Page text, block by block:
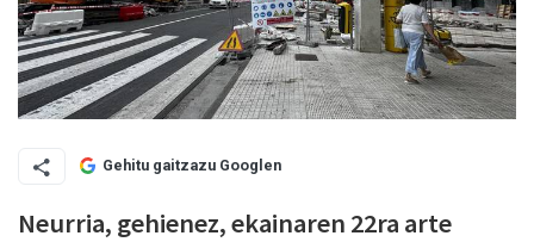
Gehitu gaitzazu Googlen
Neurria, gehienez, ekainaren 22ra arte